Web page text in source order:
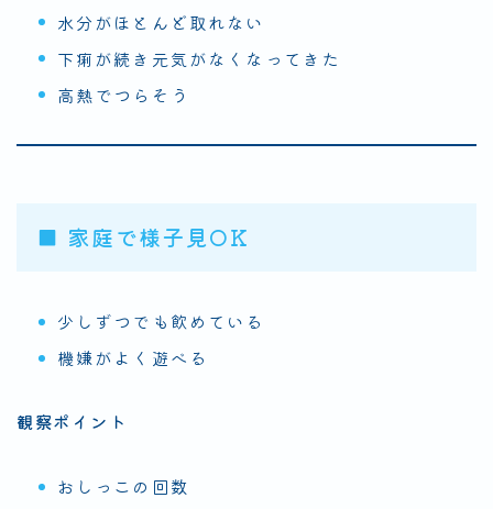
水分がほとんど取れない
下痢が続き元気がなくなってきた
高熱でつらそう
■ 家庭で様子見OK
少しずつでも飲めている
機嫌がよく遊べる
観察ポイント
おしっこの回数